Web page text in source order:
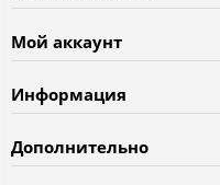
Мой аккаунт
Информация
Дополнительно